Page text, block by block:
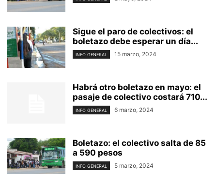
Sigue el paro de colectivos: el
boletazo debe esperar un día...
INFO GENERAL 15 marzo, 2024
Habrá otro boletazo en mayo: el
pasaje de colectivo costará 710...
INFO GENERAL 6 marzo, 2024
Boletazo: el colectivo salta de 85
a 590 pesos
INFO GENERAL 5 marzo, 2024